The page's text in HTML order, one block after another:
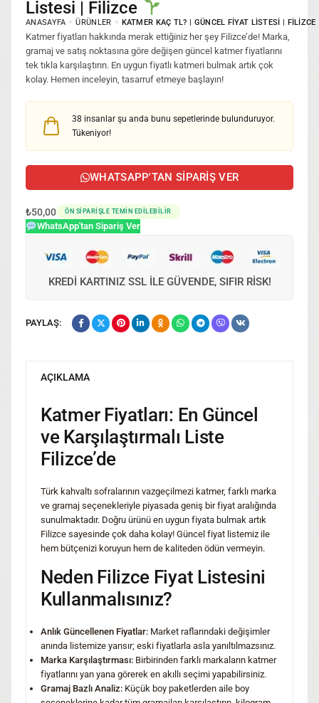
Listesi | Filizce
ANASAYFA ÜRÜNLER KATMER KAÇ TL? | GÜNCEL FIYAT LISTESI | FILIZCE
Katmer fiyatları hakkında merak ettiğiniz her şey Filizce’de! Marka,
gramaj ve satış noktasına göre değişen güncel katmer fiyatlarını
tek tıkla karşılaştırın. En uygun fiyatlı katmeri bulmak artık çok
kolay. Hemen inceleyin, tasarruf etmeye başlayın!
38 insanlar şu anda bunu sepetlerinde bulunduruyor.
Tükeniyor!
WHATSAPP'TAN SIPARIŞ VER
₺50,00 ÖN SIPARIŞLE TEMIN EDILEBILIR
WhatsApp'tan Sipariş Ver
KREDI KARTINIZ SSL ILE GÜVENDE, SIFIR RISK!
PAYLAŞ:
AÇIKLAMA
Katmer Fiyatları: En Güncel
ve Karşılaştırmalı Liste
Filizce’de
Türk kahvaltı sofralarının vazgeçilmezi katmer, farklı marka
ve gramaj seçenekleriyle piyasada geniş bir fiyat aralığında
sunulmaktadır. Doğru ürünü en uygun fiyata bulmak artık
Filizce sayesinde çok daha kolay! Güncel fiyat listemiz ile
hem bütçenizi koruyun hem de kaliteden ödün vermeyin.
Neden Filizce Fiyat Listesini
Kullanmalısınız?
Anlık Güncellenen Fiyatlar: Market raflarındaki değişimler
anında listemize yansır; eski fiyatlarla asla yanıltılmazsınız.
Marka Karşılaştırması: Birbirinden farklı markaların katmer
fiyatlarını yan yana görerek en akıllı seçimi yapabilirsiniz.
Gramaj Bazlı Analiz: Küçük boy paketlerden aile boy